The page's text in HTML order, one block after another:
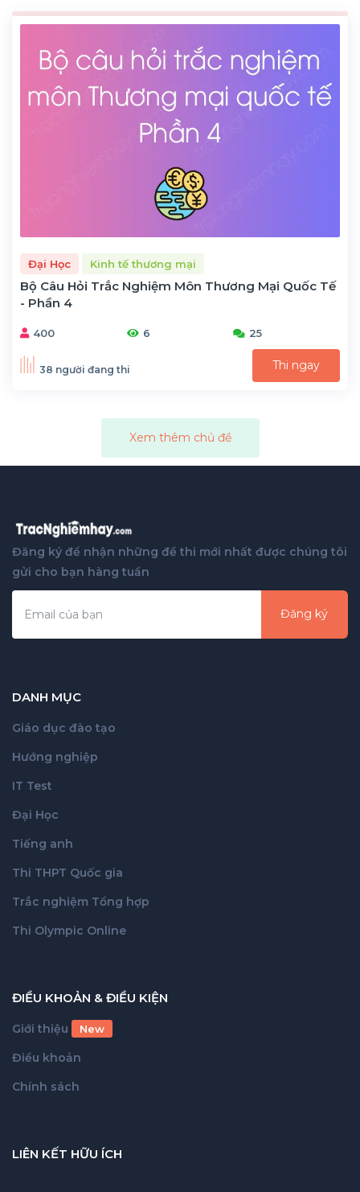
Đại Học Kinh tế thương mại
Bộ Câu Hỏi Trắc Nghiệm Môn Thương Mại Quốc Tế
- Phần 4
400 6 25
38 người đang thi Thi ngay
Xem thêm chủ đề
Đăng ký để nhận những đề thi mới nhất được chúng tôi
gửi cho bạn hàng tuần
Đăng ký
DANH MỤC
Giáo dục đào tạo
Hướng nghiệp
IT Test
Đại Học
Tiếng anh
Thi THPT Quốc gia
Trắc nghiệm Tổng hợp
Thi Olympic Online
ĐIỀU KHOẢN & ĐIỀU KIỆN
Giới thiệu New
Điều khoản
Chính sách
LIÊN KẾT HỮU ÍCH